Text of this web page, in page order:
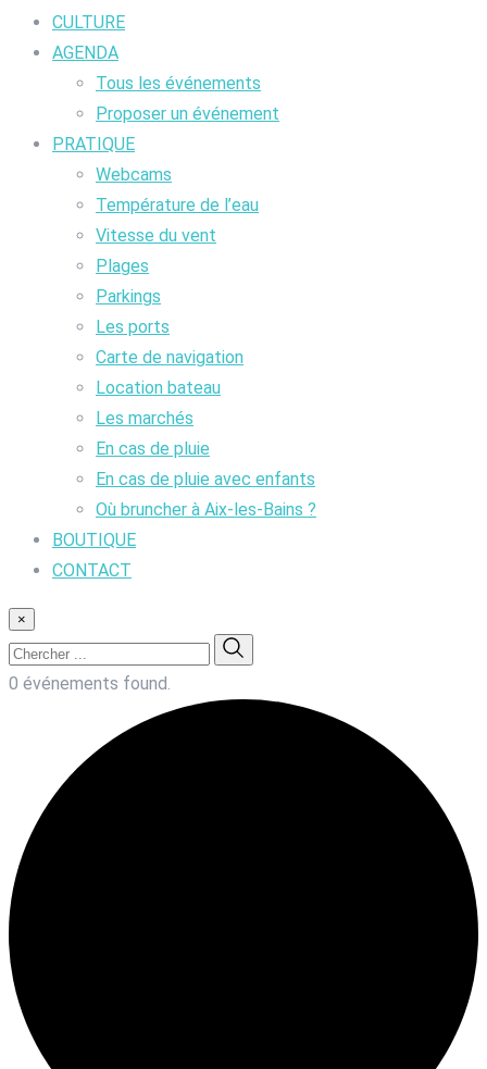
CULTURE
AGENDA
Tous les événements
Proposer un événement
PRATIQUE
Webcams
Température de l’eau
Vitesse du vent
Plages
Parkings
Les ports
Carte de navigation
Location bateau
Les marchés
En cas de pluie
En cas de pluie avec enfants
Où bruncher à Aix-les-Bains ?
BOUTIQUE
CONTACT
×
0 événements found.